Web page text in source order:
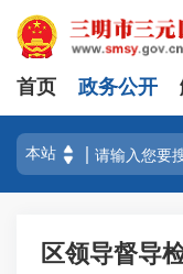
首页 政务公开
区领导督导